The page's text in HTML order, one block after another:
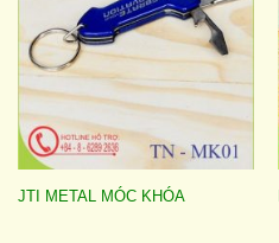
JTI METAL MÓC KHÓA